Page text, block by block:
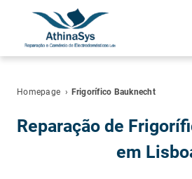
Homepage › Frigorífico Bauknecht
Reparação de
em